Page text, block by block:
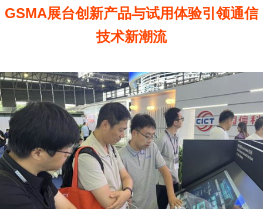
GSMA展台创新产品与试用体验引领通信
技术新潮流